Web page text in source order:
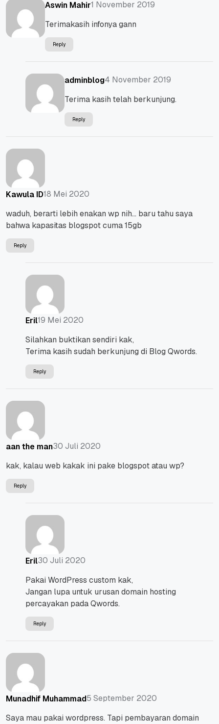
Aswin Mahir1 November 2019
Terimakasih infonya gann
Reply
adminblog4 November 2019
Terima kasih telah berkunjung.
Reply
Kawula ID18 Mei 2020
waduh, berarti lebih enakan wp nih… baru tahu saya
bahwa kapasitas blogspot cuma 15gb
Reply
Eril19 Mei 2020
Silahkan buktikan sendiri kak,
Terima kasih sudah berkunjung di Blog Qwords.
Reply
aan the man30 Juli 2020
kak, kalau web kakak ini pake blogspot atau wp?
Reply
Eril30 Juli 2020
Pakai WordPress custom kak,
Jangan lupa untuk urusan domain hosting
percayakan pada Qwords.
Reply
Munadhif Muhammad5 September 2020
Saya mau pakai wordpress. Tapi pembayaran domain